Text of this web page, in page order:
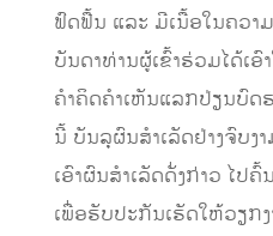
ຟົດຟື້ນ ແລະ ມີເນື້ອໃນຄວາ
ບັນດາທ່ານຜູ້ເຂົ້າຮ່ວມໄດ້ເ
ຄຳຄິດຄຳເຫັນແລກປ່ຽນບົດ
ນີ້ ບັນລຸຜົນສຳເລັດຢ່າງຈົບງ
ເອົາຜົນສຳເລັດດັ່ງກ່າວ ໄປ
ເພື່ອຮັບປະກັນເຮັດໃຫ້ວຽກ